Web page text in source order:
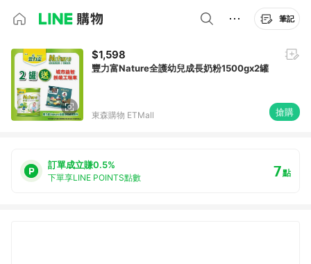
筆記
$1,598
豐力富Nature全護幼兒成長奶粉1500gx2罐
東森購物 ETMall 搶購
訂單成立賺0.5%
下單享LINE POINTS點數 7點